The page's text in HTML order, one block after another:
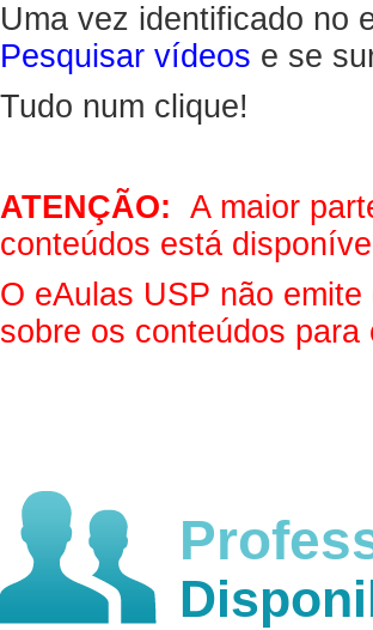
Uma vez identificado no
Pesquisar vídeos e se
Tudo num clique!
ATENÇÃO: A maior
conteúdos está
O eAulas USP não
sobre os conteúdos